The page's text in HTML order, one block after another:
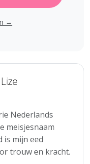
→
Nederlands
meisjesnaam
is mijn eed
trouw en kracht.